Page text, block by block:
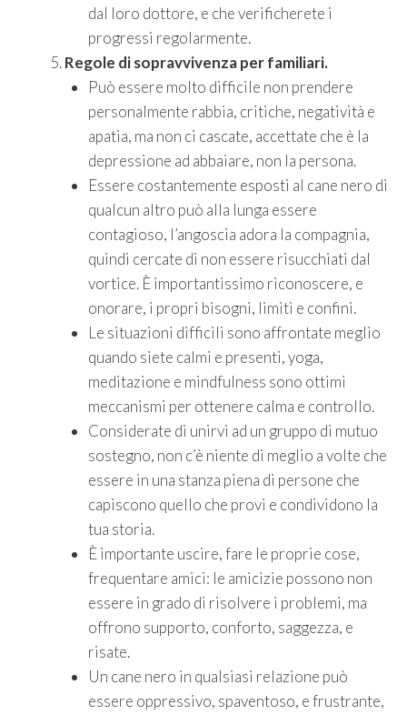
dal loro dottore, e che verificherete i
progressi regolarmente.
Regole di sopravvivenza per familiari.
Può essere molto difficile non prendere
personalmente rabbia, critiche, negatività e
apatia, ma non ci cascate, accettate che è la
depressione ad abbaiare, non la persona.
Essere costantemente esposti al cane nero di
qualcun altro può alla lunga essere
contagioso, l’angoscia adora la compagnia,
quindi cercate di non essere risucchiati dal
vortice. È importantissimo riconoscere, e
onorare, i propri bisogni, limiti e confini.
Le situazioni difficili sono affrontate meglio
quando siete calmi e presenti, yoga,
meditazione e mindfulness sono ottimi
meccanismi per ottenere calma e controllo.
Considerate di unirvi ad un gruppo di mutuo
sostegno, non c’è niente di meglio a volte che
essere in una stanza piena di persone che
capiscono quello che provi e condividono la
tua storia.
È importante uscire, fare le proprie cose,
frequentare amici: le amicizie possono non
essere in grado di risolvere i problemi, ma
offrono supporto, conforto, saggezza, e
risate.
Un cane nero in qualsiasi relazione può
essere oppressivo, spaventoso, e frustrante,